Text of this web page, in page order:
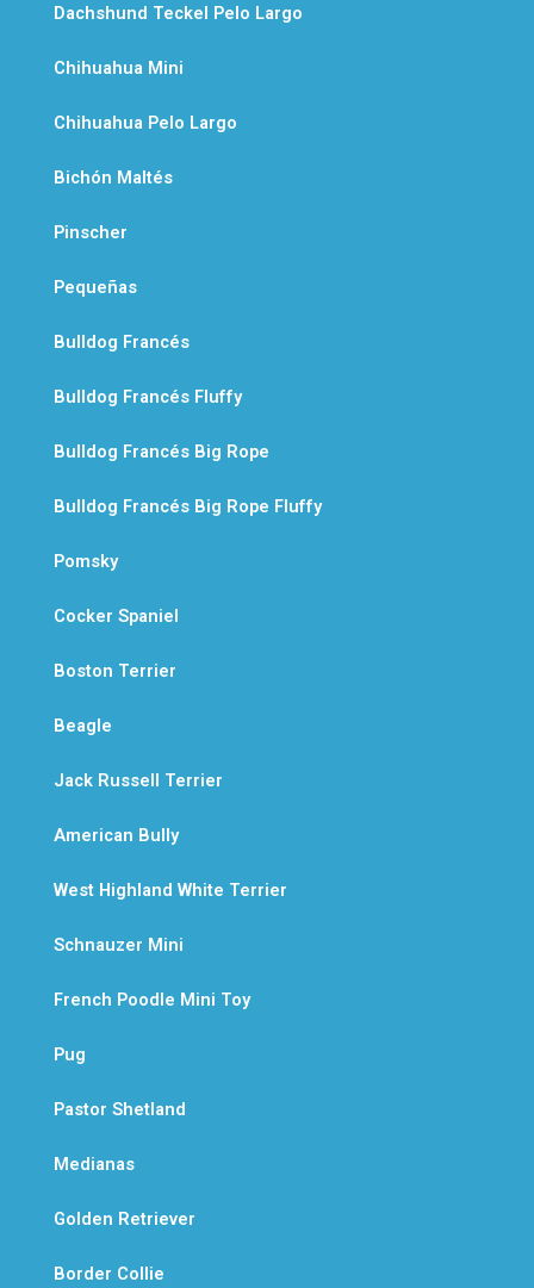
Dachshund Teckel Pelo Largo
Chihuahua Mini
Chihuahua Pelo Largo
Bichón Maltés
Pinscher
Pequeñas
Bulldog Francés
Bulldog Francés Fluffy
Bulldog Francés Big Rope
Bulldog Francés Big Rope Fluffy
Pomsky
Cocker Spaniel
Boston Terrier
Beagle
Jack Russell Terrier
American Bully
West Highland White Terrier
Schnauzer Mini
French Poodle Mini Toy
Pug
Pastor Shetland
Medianas
Golden Retriever
Border Collie